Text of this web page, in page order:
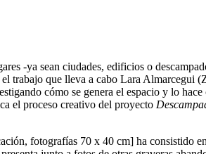
-ya sean ciudades, edificios o
trabajo que lleva a cabo Lara
cómo se genera el espacio y lo
el proceso creativo del proyecto
fotografías 70 x 40 cm] ha consistido